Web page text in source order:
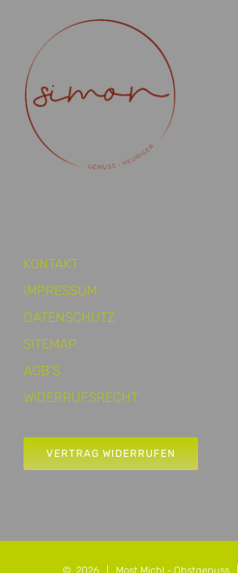
KONTAKT
IMPRESSUM
DATENSCHUTZ
SITEMAP
AGB’S
WIDERRUFSRECHT
VERTRAG WIDERRUFEN
© 2026 | Most Michl - Obstgenuss|